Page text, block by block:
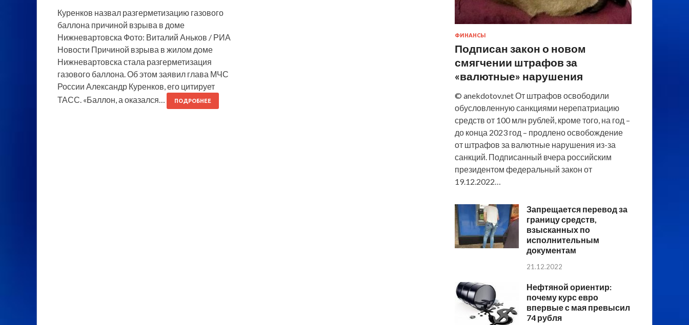
Куренков назвал разгерметизацию газового
баллона причиной взрыва в доме
Нижневартовска Фото: Виталий Аньков / РИА
Новости Причиной взрыва в жилом доме
Нижневартовска стала разгерметизация
газового баллона. Об этом заявил глава МЧС
России Александр Куренков, его цитирует
ТАСС. «Баллон, а оказался…
ПОДРОБНЕЕ
ФИНАНСЫ
Подписан закон о новом
смягчении штрафов за
«валютные» нарушения
© anekdotov.net От штрафов освободили
обусловленную санкциями нерепатриацию
средств от 100 млн рублей, кроме того, на год –
до конца 2023 год – продлено освобождение
от штрафов за валютные нарушения из-за
санкций. Подписанный вчера российским
президентом федеральный закон от
19.12.2022…
Запрещается перевод за
границу средств,
взысканных по
исполнительным
документам
21.12.2022
Нефтяной ориентир:
почему курс евро
впервые с мая превысил
74 рубля